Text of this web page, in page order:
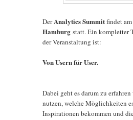
DerAnalytics Summitfindet am
Hamburg statt. Ein kompletter
der Veranstaltung ist:
Von Usern für User.
Dabei geht es darum zu
nutzen, welche Möglichkeiten
Inspirationen bekommen und